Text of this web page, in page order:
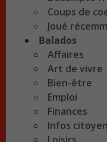
Coups de
Joué
Balados
Affaires
Art de vivre
Bien-être
Emploi
Finances
Infos